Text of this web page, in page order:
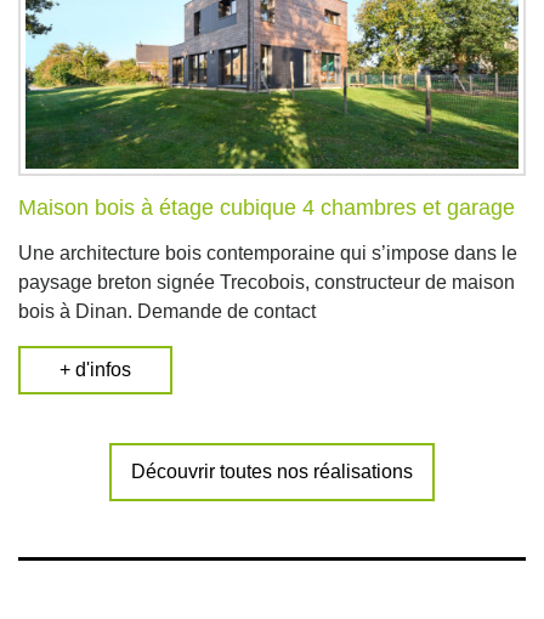
Maison bois à étage cubique 4 chambres et garage
Une architecture bois contemporaine qui s’impose dans le
paysage breton signée Trecobois, constructeur de maison
bois à Dinan. Demande de contact
+ d'infos
Découvrir toutes nos réalisations